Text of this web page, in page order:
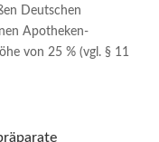
Deutschen
Apotheken-
von 25 % (vgl. § 11